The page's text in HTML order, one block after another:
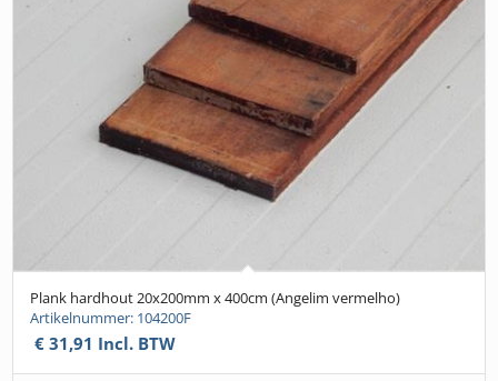
Plank hardhout 20x200mm x 400cm (Angelim vermelho)
Artikelnummer: 104200F
€ 31,91 Incl. BTW